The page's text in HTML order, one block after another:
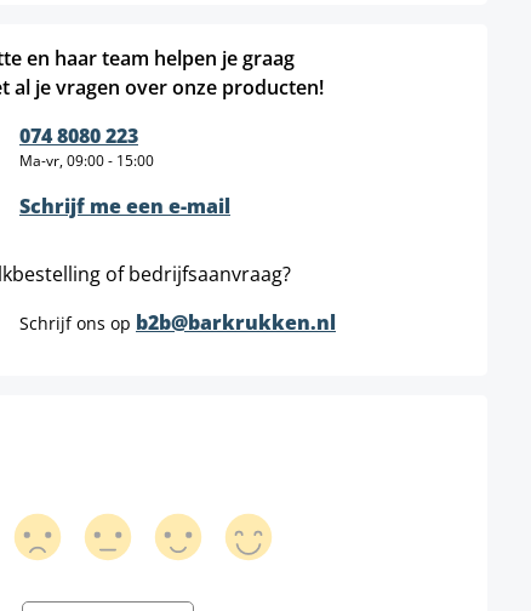
en haar team helpen je graag
al je vragen over onze producten!
074 8080 223
Ma-vr, 09:00 - 15:00
Schrijf me een e-mail
of bedrijfsaanvraag?
Schrijf ons op b2b@barkrukken.nl